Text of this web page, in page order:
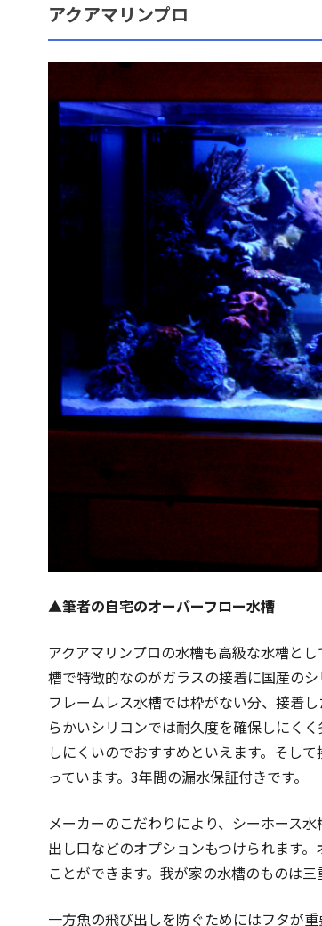
アクアマリンプロ
▲筆者の自宅のオーバーフロー水槽
アクアマリンプロの水槽も高級な水槽と
槽で特徴的なのがガラスの接着に国産の
フレームレス水槽では枠がない分、接着
らかいシリコンでは耐久度を確保しにく
しにくいのでおすすめといえます。そし
っています。3年間の漏水保証付きです。
メーカーのこだわりにより、シーホース
出し口などのオプションもつけられます
ことができます。我が家の水槽のものは三
一方魚の飛び出しを防ぐためにはフタが